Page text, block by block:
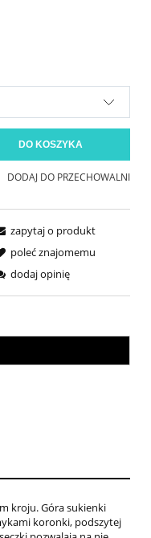
DO KOSZYKA
DODAJ DO PRZECHOWALNI
zapytaj o produkt
poleć znajomemu
dodaj opinię
PŁATNOŚCI
kroju. Góra sukienki
koronki, podszytej